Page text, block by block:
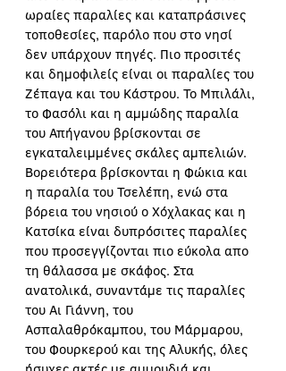
ωραίες παραλίες και καταπράσινες
τοποθεσίες, παρόλο που στο νησί
δεν υπάρχουν πηγές. Πιο προσιτές
και δημοφιλείς είναι οι παραλίες του
Ζέπαγα και του Κάστρου. Το Μπιλάλι,
το Φασόλι και η αμμώδης παραλία
του Απήγανου βρίσκονται σε
εγκαταλειμμένες σκάλες αμπελιών.
Βορειότερα βρίσκονται η Φώκια και
η παραλία του Τσελέπη, ενώ στα
βόρεια του νησιού ο Χόχλακας και η
Κατσίκα είναι δυπρόσιτες παραλίες
που προσεγγίζονται πιο εύκολα απο
τη θάλασσα με σκάφος. Στα
ανατολικά, συναντάμε τις παραλίες
του Αι Γιάννη, του
Ασπαλαθρόκαμπου, του Μάρμαρου,
του Φουρκερού και της Αλυκής, όλες